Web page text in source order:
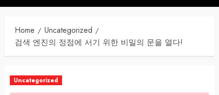
Menu
Home
Uncategorized
검색 엔진의 정점에 서기 위한 비밀의 문을 열다!
Uncategorized